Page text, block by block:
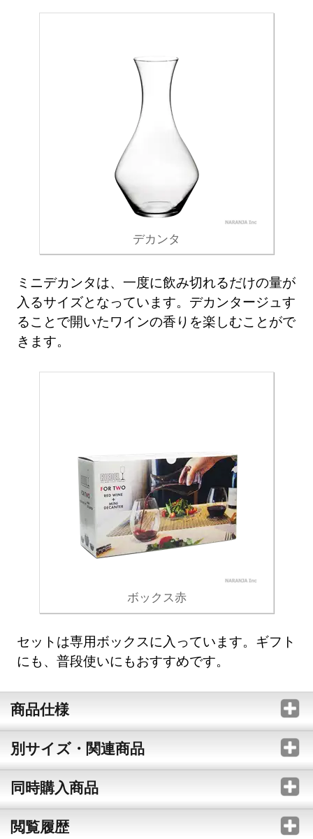
デカンタ
ミニデカンタは、一度に飲み切れるだけの量が
入るサイズとなっています。デカンタージュす
ることで開いたワインの香りを楽しむことがで
きます。
ボックス赤
セットは専用ボックスに入っています。ギフト
にも、普段使いにもおすすめです。
商品仕様
別サイズ・関連商品
同時購入商品
閲覧履歴